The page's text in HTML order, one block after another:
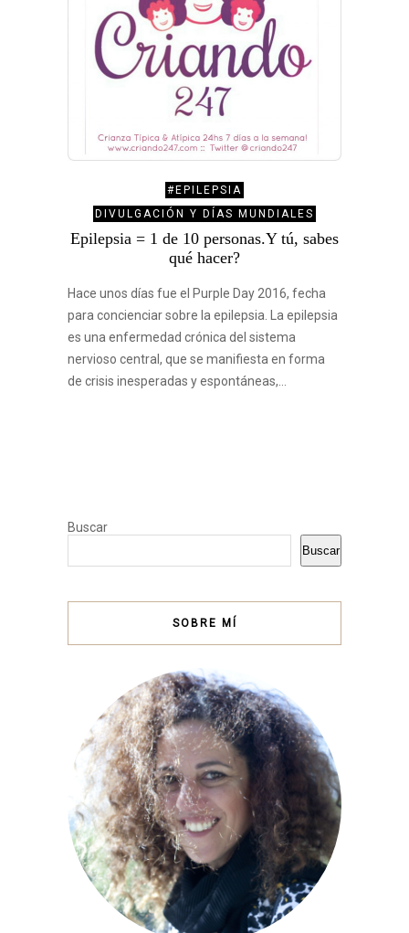
#EPILEPSIA
DIVULGACIÓN Y DÍAS MUNDIALES
Epilepsia = 1 de 10 personas.Y tú, sabes
qué hacer?
Hace unos días fue el Purple Day 2016, fecha
para concienciar sobre la epilepsia. La epilepsia
es una enfermedad crónica del sistema
nervioso central, que se manifiesta en forma
de crisis inesperadas y espontáneas,…
Buscar
Buscar
SOBRE MÍ